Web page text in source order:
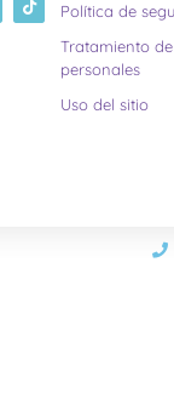
Política de
Tratamiento
personales
Uso del sitio